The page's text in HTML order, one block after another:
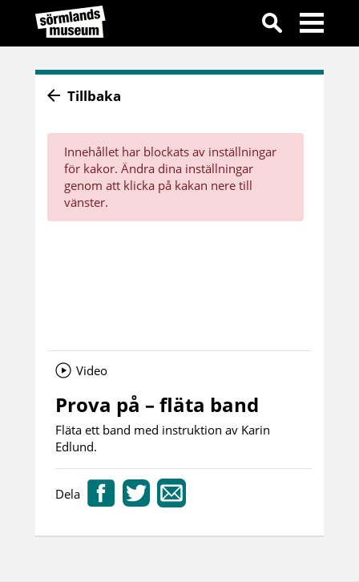
Tillbaka
Innehållet har blockats av inställningar
för kakor. Ändra dina inställningar
genom att klicka på kakan nere till
vänster.
Video
Prova på – fläta band
Fläta ett band med instruktion av Karin
Edlund.
Dela